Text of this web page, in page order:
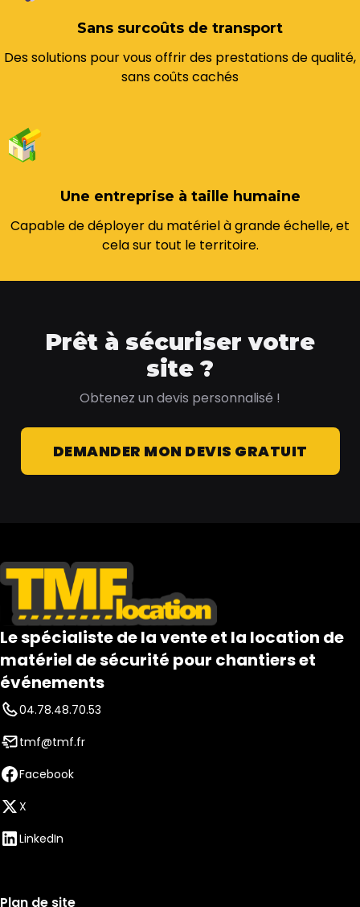
Sans surcoûts de transport
Des solutions pour vous offrir des prestations de qualité,
sans coûts cachés
Une entreprise à taille humaine
Capable de déployer du matériel à grande échelle, et
cela sur tout le territoire.
Prêt à sécuriser votre
site ?
Obtenez un devis personnalisé !
DEMANDER MON DEVIS GRATUIT
Le spécialiste de la vente et la location de
matériel de sécurité pour chantiers et
événements
04.78.48.70.53
tmf@tmf.fr
Facebook
X
LinkedIn
Plan de site